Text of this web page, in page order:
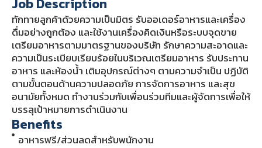
ทักทายลูกค้าด้วยความเป็นมิตร รับออเดอร์อาหารและเครื่อง
ดื่มอย่างถูกต้อง และใช้งานเครื่องคิดเงินหรือระบบจุดขาย
เตรียมอาหารตามมาตรฐานของบริษัท รักษาความสะอาดและ
ความเป็นระเบียบเรียบร้อยในบริเวณเตรียมอาหาร รับประทาน
อาหาร และห้องน้ำ เติมอุปกรณ์ต่างๆ ตามความจำเป็น ปฏิบัติ
ตามขั้นตอนด้านความปลอดภัย การจัดการอาหาร และสุข
อนามัยทั้งหมด ทำงานร่วมกับเพื่อนร่วมทีมและผู้จัดการเพื่อให้
บรรลุเป้าหมายการดำเนินงาน
Benefits
อาหารฟรี/ส่วนลดสำหรับพนักงาน